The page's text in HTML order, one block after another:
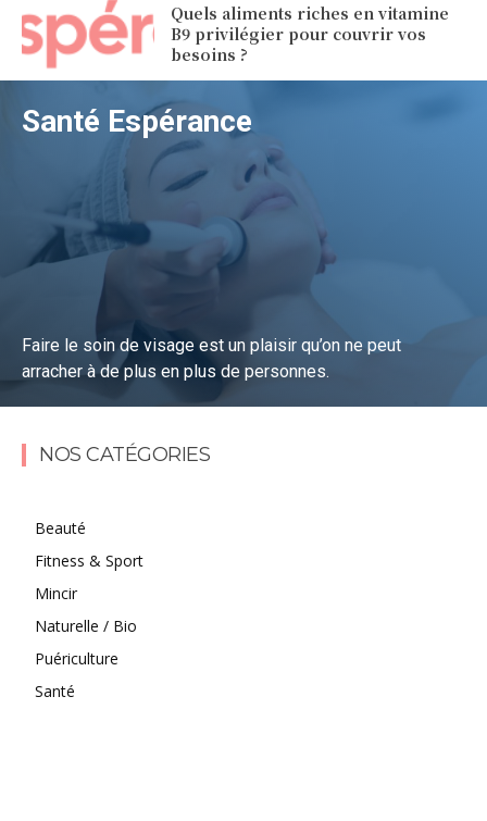
Quels aliments riches en vitamine
B9 privilégier pour couvrir vos
besoins ?
Santé Espérance
Faire le soin de visage est un plaisir qu’on ne peut
arracher à de plus en plus de personnes.
Lire la suite
NOS CATÉGORIES
Beauté
Fitness & Sport
Mincir
Naturelle / Bio
Puériculture
Santé